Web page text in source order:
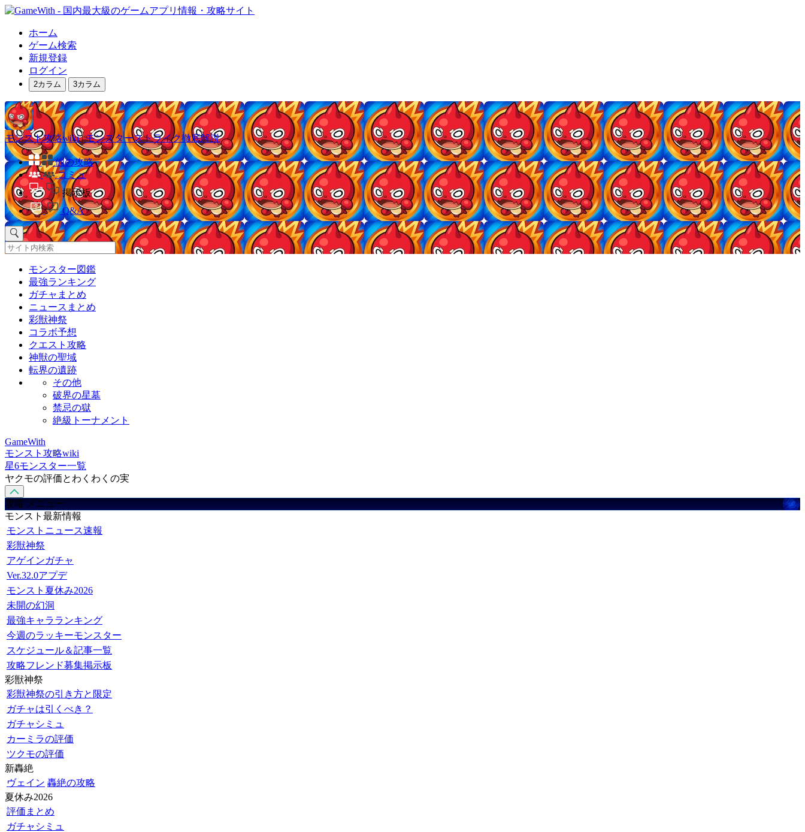
ホーム
ゲーム検索
新規登録
ログイン
2カラム 3カラム
モンスト攻略wiki | モンスターストライク徹底解説
他の攻略
コミュ
掲示板
Q&A
モンスター図鑑
最強ランキング
ガチャまとめ
ニュースまとめ
彩獣神祭
コラボ予想
クエスト攻略
神獣の聖域
転界の遺跡
その他
破界の星墓
禁忌の獄
絶級トーナメント
GameWith
モンスト攻略wiki
星6モンスター一覧
ヤクモの評価とわくわくの実
攻略 メニュー
モンスト最新情報
モンストニュース速報
彩獣神祭
アゲインガチャ
Ver.32.0アプデ
モンスト夏休み2026
未開の幻洞
最強キャラランキング
今週のラッキーモンスター
スケジュール＆記事一覧
攻略フレンド募集掲示板
彩獣神祭
彩獣神祭の引き方と限定
ガチャは引くべき？
ガチャシミュ
カーミラの評価
ツクモの評価
新轟絶
ヴェイン 轟絶の攻略
夏休み2026
評価まとめ
ガチャシミュ